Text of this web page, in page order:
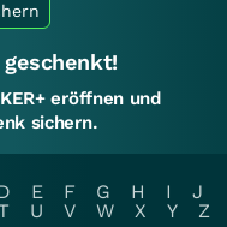
eröffnen und
sichern.
E F G H I
J
U V W X Y
Z